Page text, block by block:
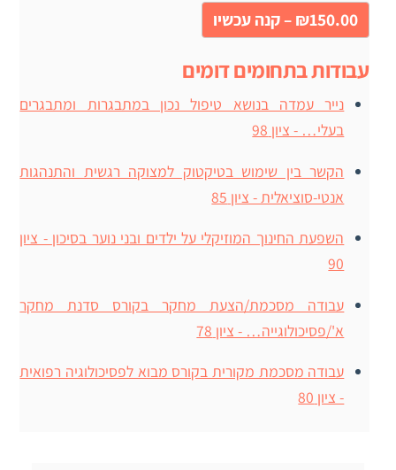
₪150.00 – קנה עכשיו
עבודות בתחומים דומים
נייר עמדה בנושא טיפול נכון במתבגרות ומתבגרים
בעלי… - ציון 98
הקשר בין שימוש בטיקטוק למצוקה רגשית והתנהגות
אנטי-סוציאלית - ציון 85
השפעת החינוך המוזיקלי על ילדים ובני נוער בסיכון - ציון
90
עבודה מסכמת/הצעת מחקר בקורס סדנת מחקר
א'/פסיכולוגייה… - ציון 78
עבודה מסכמת מקורית בקורס מבוא לפסיכולוגיה רפואית
- ציון 80